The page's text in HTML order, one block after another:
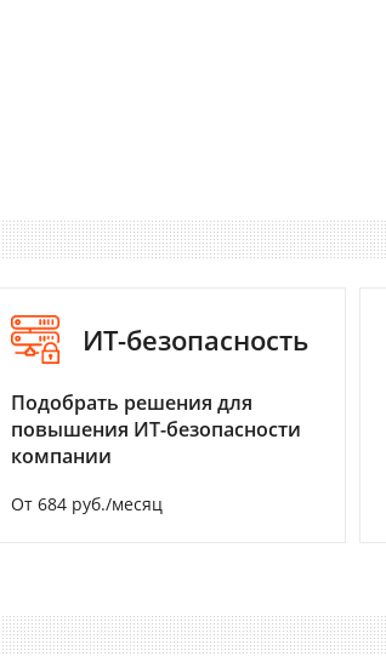
ИТ-безопасность
Подобрать решения для
повышения ИТ-безопасности
компании
От 684 руб./месяц